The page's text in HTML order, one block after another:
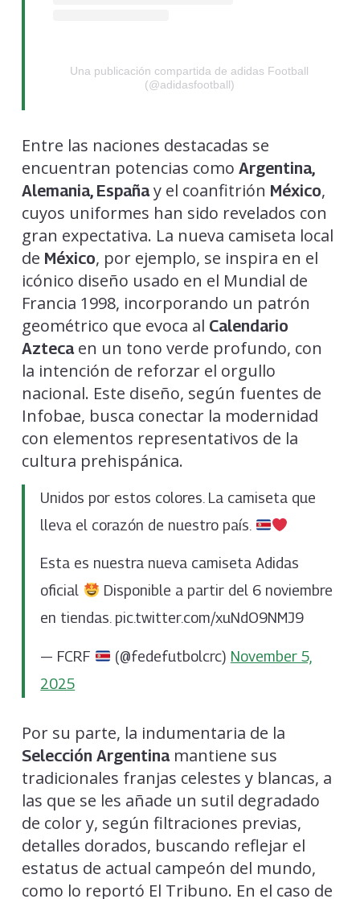
Una publicación compartida de adidas Football
(@adidasfootball)
Entre las naciones destacadas se
encuentran potencias como Argentina,
Alemania, Españay el coanfitrión México,
cuyos uniformes han sido revelados con
gran expectativa. La nueva camiseta local
de México, por ejemplo, se inspira en el
icónico diseño usado en el Mundial de
Francia 1998, incorporando un patrón
geométrico que evoca al Calendario
Aztecaen un tono verde profundo, con
la intención de reforzar el orgullo
nacional. Este diseño, según fuentes de
Infobae, busca conectar la modernidad
con elementos representativos de la
cultura prehispánica.
Unidos por estos colores. La camiseta que
lleva el corazón de nuestro país.
Esta es nuestra nueva camiseta Adidas
oficial
Disponible a partir del 6 noviembre
en tiendas. pic.twitter.com/xuNdO9NMJ9
— FCRF (@fedefutbolcrc) November 5,
2025
Por su parte, la indumentaria de la
Selección Argentinamantiene sus
tradicionales franjas celestes y blancas, a
las que se les añade un sutil degradado
de color y, según filtraciones previas,
detalles dorados, buscando reflejar el
estatus de actual campeón del mundo,
como lo reportó El Tribuno. En el caso de